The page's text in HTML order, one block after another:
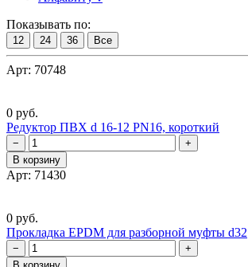
Показывать по:
12 24 36 Все
Арт: 70748
0 руб.
Редуктор ПВХ d 16-12 PN16, короткий
−
+
В корзину
Арт: 71430
0 руб.
Прокладка EPDM для разборной муфты d32
−
+